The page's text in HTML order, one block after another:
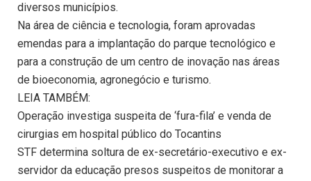
diversos municípios.
Na área de ciência e tecnologia, foram aprovadas
emendas para a implantação do parque tecnológico e
para a construção de um centro de inovação nas áreas
de bioeconomia, agronegócio e turismo.
LEIA TAMBÉM:
Operação investiga suspeita de ‘fura-fila’ e venda de
cirurgias em hospital público do Tocantins
STF determina soltura de ex-secretário-executivo e ex-
servidor da educação presos suspeitos de monitorar a